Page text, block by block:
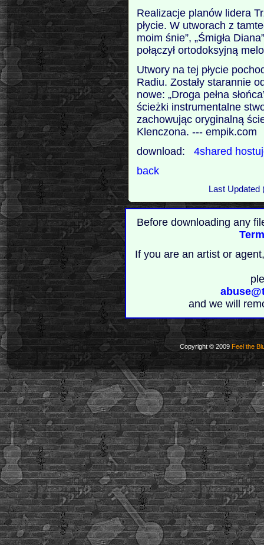
Realizacje planów lidera
płycie. W utworach z
moim śnie”, „Śmigła
połączył ortodoksyjną
Utwory na tej płycie
Radiu. Zostały starannie
nowe: „Droga pełna
ścieżki instrumentalne
zachowując oryginalną
Klenczona. --- empik.com
download:
4shared
back
Last Updated
Before downloading any
If you are an artist or
and we will
Copyright © 2009 Feel the